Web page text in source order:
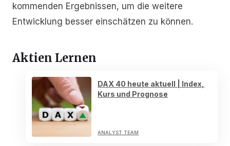
kommenden Ergebnissen, um die weitere
Entwicklung besser einschätzen zu können.
Aktien Lernen
DAX 40 heute aktuell | Index,
Kurs und Prognose
ANALYST TEAM